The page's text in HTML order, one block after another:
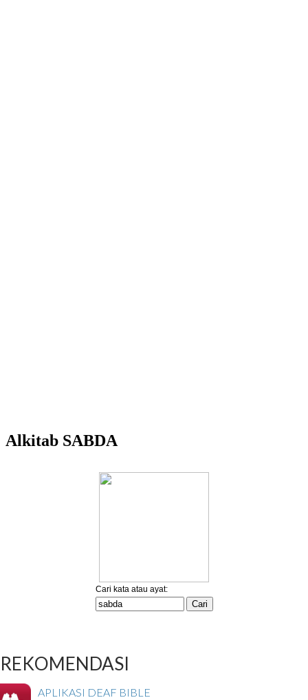
REKOMENDASI
APLIKASI DEAF BIBLE